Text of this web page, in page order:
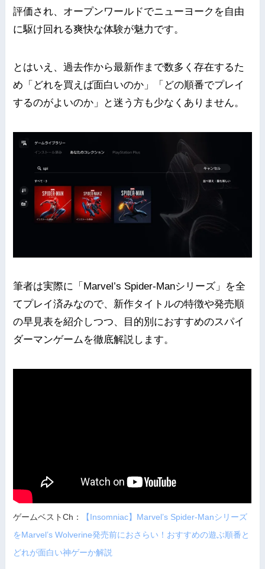
評価され、オープンワールドでニューヨークを自由
に駆け回れる爽快な体験が魅力です。
とはいえ、過去作から最新作まで数多く存在するた
め「どれを買えば面白いのか」「どの順番でプレイ
するのがよいのか」と迷う方も少なくありません。
筆者は実際に「Marvel’s Spider-Manシリーズ」を全
てプレイ済みなので、新作タイトルの特徴や発売順
の早見表を紹介しつつ、目的別におすすめのスパイ
ダーマンゲームを徹底解説します。
ゲームベストCh：
【Insomniac】Marvel’s Spider-Manシリーズ
をMarvel’s Wolverine発売前におさらい！おすすめの遊ぶ順番と
どれが面白い神ゲーか解説